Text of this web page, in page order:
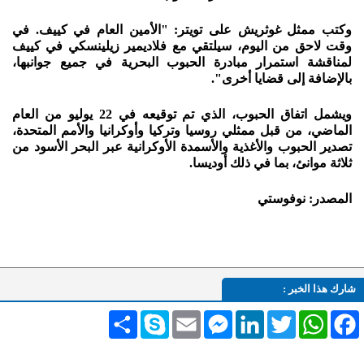
وكتب ممثل غوثريش على تويتر: "الأمين العام في كييف. في
وقت لاحق من اليوم، سيلتقي مع فلاديمير زيلينسكي في كييف
لمناقشة استمرار مبادرة الحبوب البحرية في جميع جوانبها،
بالإضافة إلى قضايا أخرى".
ويشمل اتفاق الحبوب، الذي تم توقيعه في 22 يوليو من العام
الماضي، من قبل ممثلي روسيا وتركيا وأوكرانيا والأمم المتحدة،
تصدير الحبوب والأغذية والأسمدة الأوكرانية عبر البحر الأسود من
ثلاثة موانئ، بما في ذلك أوديسا.
المصدر: نوفوستي
شارك هذا الخبر :
انشر Skype Email
MessengerLinkedInTwitterWhatsAppFacebook